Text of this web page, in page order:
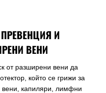
И
ВЕНИ
от разширени вени да
който се грижи за
вени, капиляри, лимфни